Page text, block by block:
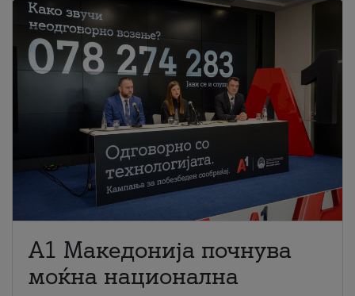
A1 Македонија почнува
моќна национална